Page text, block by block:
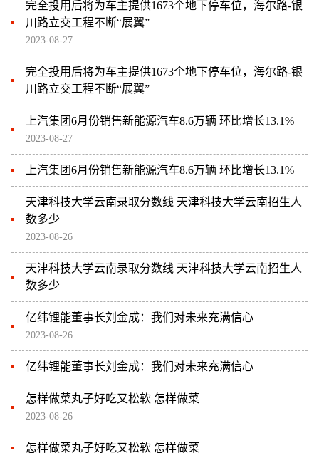
完全投用后将为车主提供1673个地下停车位，海尔路-银
川路立交工程不断“展翼”
2023-08-27
完全投用后将为车主提供1673个地下停车位，海尔路-银
川路立交工程不断“展翼”
上汽集团6月份销售新能源汽车8.6万辆 环比增长13.1%
2023-08-27
上汽集团6月份销售新能源汽车8.6万辆 环比增长13.1%
天津科技大学云南录取分数线 天津科技大学云南招生人
数多少
2023-08-26
天津科技大学云南录取分数线 天津科技大学云南招生人
数多少
亿纬锂能董事长刘金成：我们对未来充满信心
2023-08-26
亿纬锂能董事长刘金成：我们对未来充满信心
怎样做菜丸子好吃又松软 怎样做菜
2023-08-26
怎样做菜丸子好吃又松软 怎样做菜